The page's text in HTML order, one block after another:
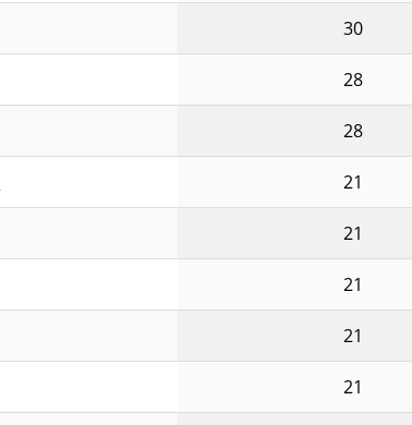
30
28
28
21
21
21
21
21